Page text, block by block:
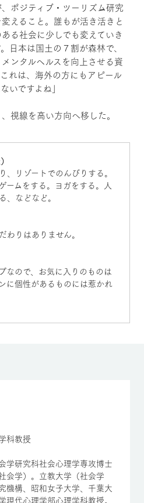
ポジティブ・ツーリズム研究
えること。誰もが活き活きと
る社会に少しでも変えていき
日本は国土の７割が森林で、
ンタルヘルスを向上させる資
れは、海外の方にもアピール
いですよね」
視線を高い方向へ移した。
、リゾートでのんびりする。
ームをする。ヨガをする。人
、などなど。
わりはありません。
なので、お気に入りのものは
に個性があるものには惹かれ
科教授
学研究科社会心理学専攻博士
会学）。立教大学（社会学
機構、昭和女子大学、千葉大
現代心理学部心理学科教授。